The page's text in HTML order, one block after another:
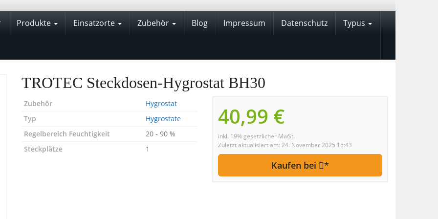
Produkte Einsatzorte Zubehör Blog Impressum Datenschutz Typus
TROTEC Steckdosen-Hygrostat BH30
40,99 €
inkl. 19% gesetzlicher MwSt.
Zuletzt aktualisiert am: 24. November 2025 15:43
Kaufen bei *
Zubehör
Hygrostat
Typ
Hygrostate
Regelbereich Feuchtigkeit
20 - 90 %
Steckplätze
1